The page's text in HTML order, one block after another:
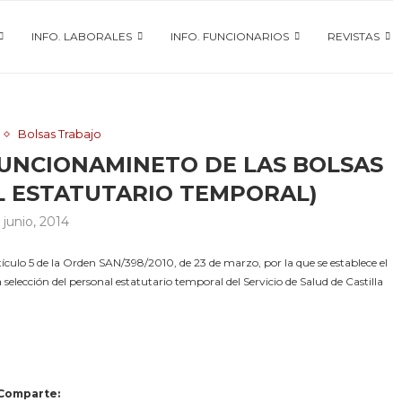
INFO. LABORALES INFO. FUNCIONARIOS REVISTAS
Bolsas Trabajo
DE LAS BOLSAS
ESTATUTARIO TEMPORAL)
junio, 2014
5 de la Orden SAN/398/2010, de 23 de marzo, por la que se establece el
del personal estatutario temporal del Servicio de Salud de Castilla